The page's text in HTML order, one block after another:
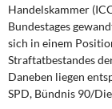
Handelskammer
Bundestages
sich in einem
Straftatbestandes
Daneben liegen
SPD, Bündnis 90/